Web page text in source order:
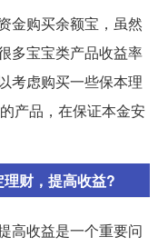
金购买余额宝，虽然
多宝宝类产品收益率
考虑购买一些保本理
产品，在保证本金安
财，提高收益?
高收益是一个重要问